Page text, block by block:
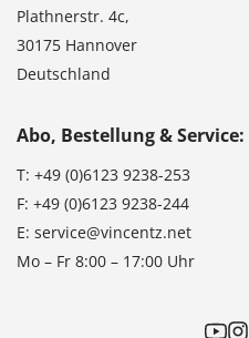
Plathnerstr. 4c,
30175 Hannover
Deutschland
Abo, Bestellung & Service:
T: +49 (0)6123 9238-253
F: +49 (0)6123 9238-244
E: service@vincentz.net
Mo – Fr 8:00 – 17:00 Uhr